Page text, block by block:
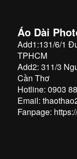
Áo Dài
Add1:131/6/1
TPHCM
Add2: 311/3
Cần Thơ
Hotline: 0903
Email:
Fanpage: